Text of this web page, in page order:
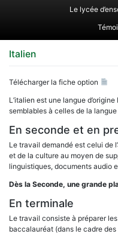
Le lycée
Italien
Télécharger la fiche option
L’italien est une langue
semblables à celles de la
En seconde et en
Le travail demandé est celui de
et de la culture au moyen de
linguistiques, documents audio
Dès la Seconde, une grande
En terminale
Le travail consiste à préparer
baccalauréat (dans le cadre